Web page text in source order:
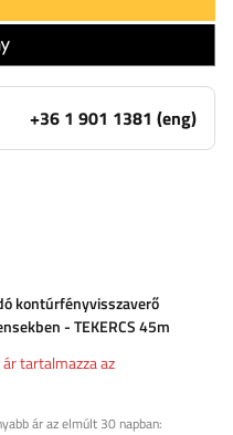
+36 1 901 1381 (eng)
kontúrfényvisszaverő
- TEKERCS 45m
ár tartalmazza az
ár az elmúlt 30 napban: